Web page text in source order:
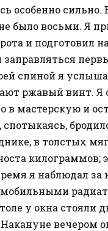
особенно
было восьми. Я
и подготовил
заправляться
спиной я
ржавый винт. Я
в мастерскую и
в толстых
я наблюдал за
у окна стояли
Накануне вечером